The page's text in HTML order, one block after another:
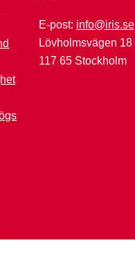
E-post: info@iris.se
Lövholmsvägen 18
117 65 Stockholm